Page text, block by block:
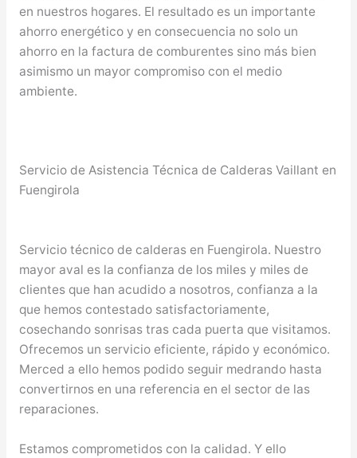
en nuestros hogares. El resultado es un importante
ahorro energético y en consecuencia no solo un
ahorro en la factura de comburentes sino más bien
asimismo un mayor compromiso con el medio
ambiente.
Servicio de Asistencia Técnica de Calderas Vaillant en
Fuengirola
Servicio técnico de calderas en Fuengirola. Nuestro
mayor aval es la confianza de los miles y miles de
clientes que han acudido a nosotros, confianza a la
que hemos contestado satisfactoriamente,
cosechando sonrisas tras cada puerta que visitamos.
Ofrecemos un servicio eficiente, rápido y económico.
Merced a ello hemos podido seguir medrando hasta
convertirnos en una referencia en el sector de las
reparaciones.
Estamos comprometidos con la calidad. Y ello